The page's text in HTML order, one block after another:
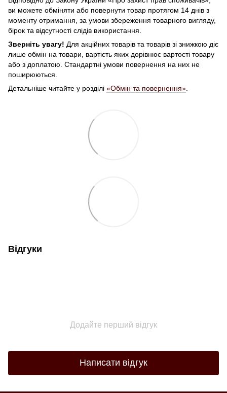
ви можете обміняти або повернути товар протягом 14 днів з
моменту отримання, за умови збереження товарного вигляду,
бірок та відсутності слідів використання.
Зверніть увагу! Для акційних товарів та товарів зі знижкою діє
лише обмін на товари, вартість яких дорівнює вартості товару
або з доплатою. Стандартні умови повернення на них не
поширюються.
Детальніше читайте у розділі «Обмін та повернення»
Відгуки
Додайте перший відгук
Написати відгук